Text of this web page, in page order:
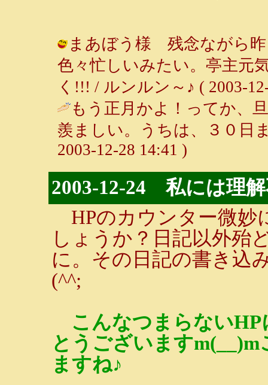
まあぼう様 残念ながら昨
色々忙しいみたい。亭主元
く!!! / ルンルン～♪ ( 2003-
もう正月かよ！ってか、
羨ましい。うちは、３０日
2003-12-28 14:41 )
2003-12-24 私には理
HPのカウンター微妙
しょうか？日記以外殆
に。その日記の書き込
(^^;
こんなつまらない
とうございます
ますね♪